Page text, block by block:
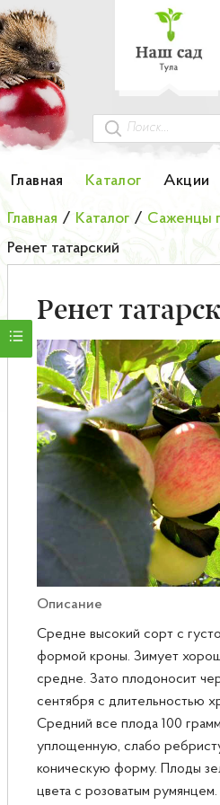
Главная Каталог Акции
Каталог
Гортензии
Грунты
Колоновидные деревья
Лук-севок
Малина
Мини-деревья
НОВИНКА Английские и
Саженцы плодовые
Главная / Каталог / Саженцы
Ренет татарский
Ренет
Описание
Средне высокий сорт с
формой кроны. Зимует
средне. Зато плодоносит
сентября с длительностью
Средний все плода 100
уплощенную, слабо
коническую форму. Плоды
цвета с розоватым